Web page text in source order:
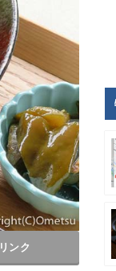
リンク